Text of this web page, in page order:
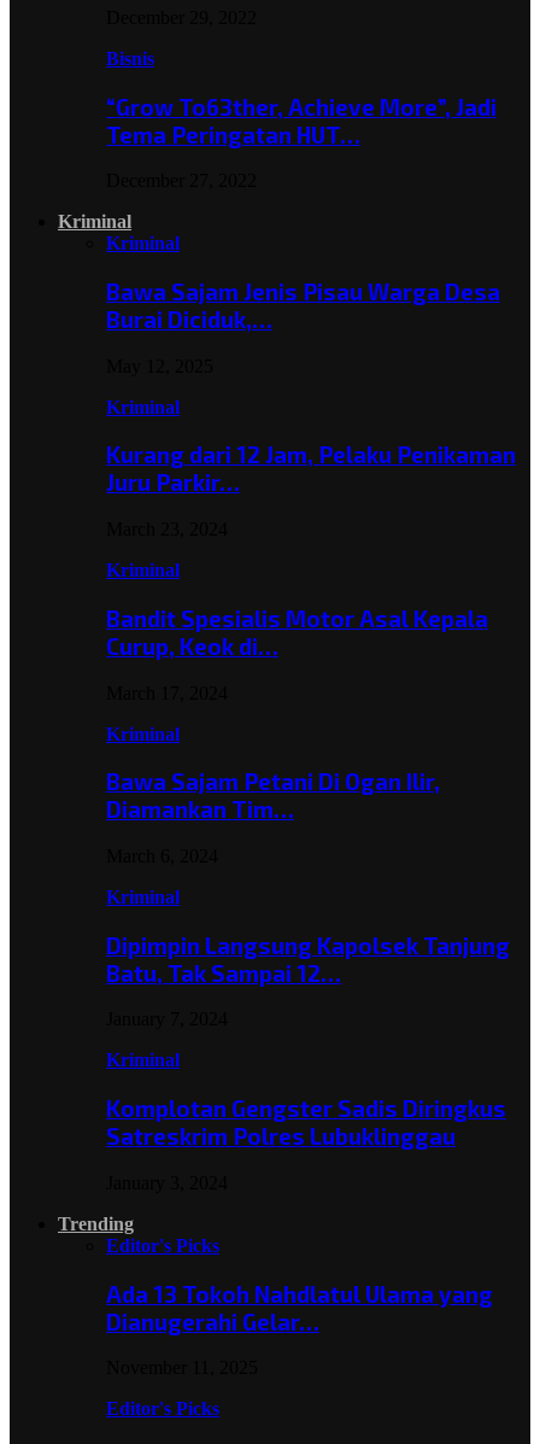
Bisnis
“Grow To63ther, Achieve More”, Jadi
Tema Peringatan HUT…
Kriminal
Kriminal
Bawa Sajam Jenis Pisau Warga Desa
Burai Diciduk,…
Kriminal
Kurang dari 12 Jam, Pelaku Penikaman
Juru Parkir…
Kriminal
Bandit Spesialis Motor Asal Kepala
Curup, Keok di…
Kriminal
Bawa Sajam Petani Di Ogan Ilir,
Diamankan Tim…
Kriminal
Dipimpin Langsung Kapolsek Tanjung
Batu, Tak Sampai 12…
Kriminal
Komplotan Gengster Sadis Diringkus
Satreskrim Polres Lubuklinggau
Trending
Editor's Picks
Ada 13 Tokoh Nahdlatul Ulama yang
Dianugerahi Gelar…
Editor's Picks